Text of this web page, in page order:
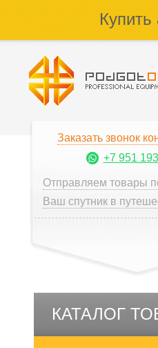
Купить
Заказать звонок
+7 951
Отправляем товары
Ваш спутник в
КАТАЛОГ